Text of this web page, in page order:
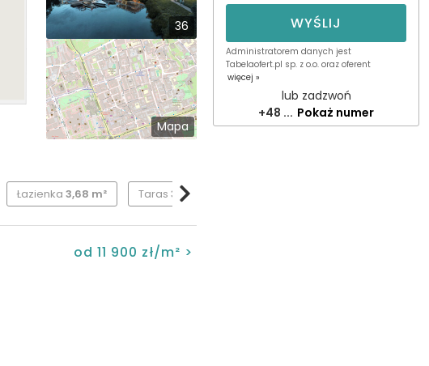
36
Mapa
Łazienka 3,68 m² Taras 33,44 m²
od 11 900 zł/m² >
WYŚLIJ
Administratorem danych jest
Tabelaofert.pl sp. z o.o. oraz oferent
więcej »
lub zadzwoń
+48 ... Pokaż numer